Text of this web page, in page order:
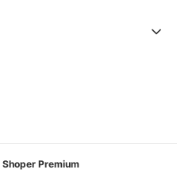
Shoper Premium